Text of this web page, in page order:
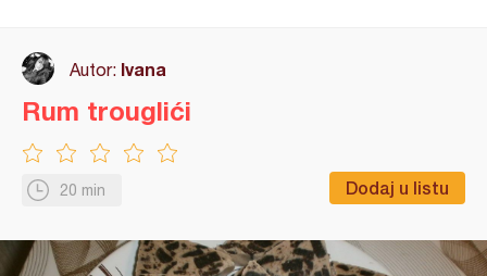
Autor: Ivana
20 min Dodaj u listu
Rum trouglići